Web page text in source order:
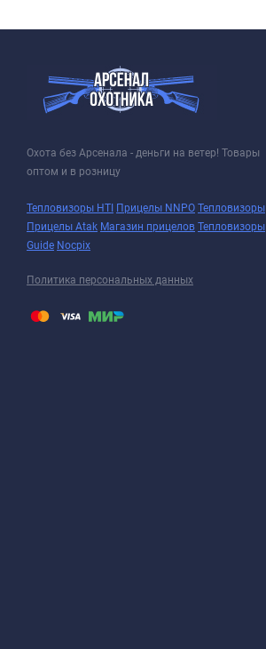
Охота без Арсенала - деньги на ветер! Товары
оптом и в розницу
Тепловизоры HTI Прицелы NNPO Тепловизоры
Прицелы Atak Магазин прицелов Тепловизоры
Guide Nocpix
Политика персональных данных